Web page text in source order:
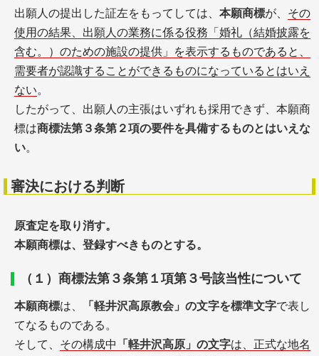
出願人の提出した証左をもってしては、 本願商標が、 その
使用の結果、出願人の業務に係る役務「婚礼（結婚披露を
含む。）のための施設の提供」を表示するものであると、
需要者が認識することができるものになっているとはいえ
ない。
したがって、出願人の主張はいずれも採用できず、本願商
標は商標法第３条第２項の要件を具備するものとはいえな
い。
審決における判断
原査定を取り消す。
本願商標は、登録すべきものとする。
（１）商標法第３条第１項第３号該当性について
本願商標は、 「軽井沢高原教会」の文字を標準文字で表し
てなるものである。
そして、 その構成中 「軽井沢高原」の文字は、正式な地名